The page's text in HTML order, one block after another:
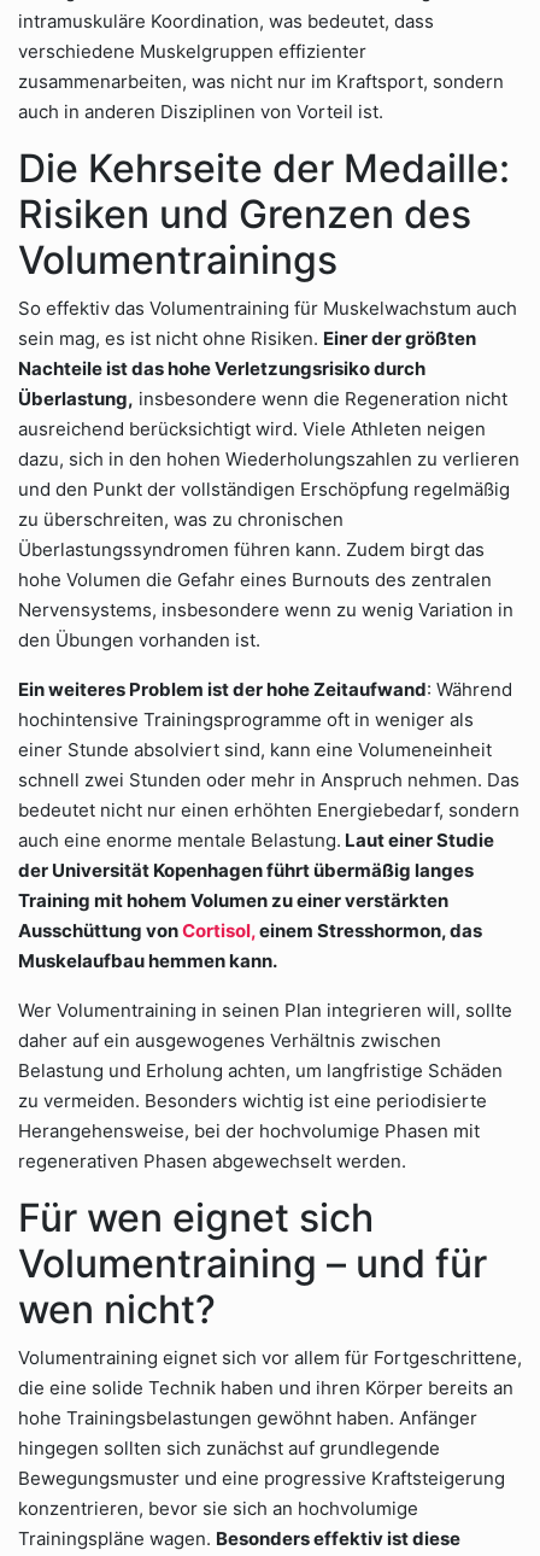
intramuskuläre Koordination, was bedeutet, dass
verschiedene Muskelgruppen effizienter
zusammenarbeiten, was nicht nur im Kraftsport, sondern
auch in anderen Disziplinen von Vorteil ist.
Die Kehrseite der Medaille:
Risiken und Grenzen des
Volumentrainings
So effektiv das Volumentraining für Muskelwachstum auch
sein mag, es ist nicht ohne Risiken. Einer der größten
Nachteile ist das hohe Verletzungsrisiko durch
Überlastung, insbesondere wenn die Regeneration nicht
ausreichend berücksichtigt wird. Viele Athleten neigen
dazu, sich in den hohen Wiederholungszahlen zu verlieren
und den Punkt der vollständigen Erschöpfung regelmäßig
zu überschreiten, was zu chronischen
Überlastungssyndromen führen kann. Zudem birgt das
hohe Volumen die Gefahr eines Burnouts des zentralen
Nervensystems, insbesondere wenn zu wenig Variation in
den Übungen vorhanden ist.
Ein weiteres Problem ist der hohe Zeitaufwand: Während
hochintensive Trainingsprogramme oft in weniger als
einer Stunde absolviert sind, kann eine Volumeneinheit
schnell zwei Stunden oder mehr in Anspruch nehmen. Das
bedeutet nicht nur einen erhöhten Energiebedarf, sondern
auch eine enorme mentale Belastung. Laut einer Studie
der Universität Kopenhagen führt übermäßig langes
Training mit hohem Volumen zu einer verstärkten
Ausschüttung vonCortisol,einem Stresshormon, das
Muskelaufbau hemmen kann.
Wer Volumentraining in seinen Plan integrieren will, sollte
daher auf ein ausgewogenes Verhältnis zwischen
Belastung und Erholung achten, um langfristige Schäden
zu vermeiden. Besonders wichtig ist eine periodisierte
Herangehensweise, bei der hochvolumige Phasen mit
regenerativen Phasen abgewechselt werden.
Für wen eignet sich
Volumentraining – und für
wen nicht?
Volumentraining eignet sich vor allem für Fortgeschrittene,
die eine solide Technik haben und ihren Körper bereits an
hohe Trainingsbelastungen gewöhnt haben. Anfänger
hingegen sollten sich zunächst auf grundlegende
Bewegungsmuster und eine progressive Kraftsteigerung
konzentrieren, bevor sie sich an hochvolumige
Trainingspläne wagen. Besonders effektiv ist diese